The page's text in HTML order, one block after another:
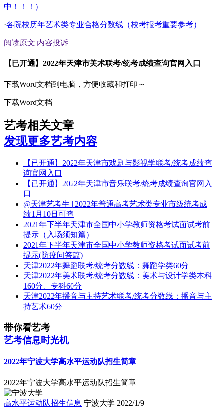
中！！！）
·各院校历年艺术类专业合格分数线（校考报考重要参考）
阅读原文 内容投诉
【已开通】2022年天津市美术联考/统考成绩查询官网入口
下载Word文档到电脑，方便收藏和打印～
下载Word文档
艺考相关文章
发现更多艺考内容
【已开通】2022年天津市戏剧与影视学联考/统考成绩查
询官网入口
【已开通】2022年天津市音乐联考/统考成绩查询官网入
口
@天津艺考生 | 2022年普通高考艺术类专业市级统考成
绩1月10日可查
2021年下半年天津市全国中小学教师资格考试面试考前
提示（入场须知篇）
2021年下半年天津市全国中小学教师资格考试面试考前
提示(防疫问答篇)
天津2022年舞蹈联考/统考分数线：舞蹈学类60分
天津2022年美术联考/统考分数线：美术与设计学类本科
160分、专科60分
天津2022年播音与主持艺术联考/统考分数线：播音与主
持艺术60分
带你看艺考
艺考信息时光机
2022年宁波大学高水平运动队招生简章
2022年宁波大学高水平运动队招生简章
高水平运动队招生信息 宁波大学 2022/1/9